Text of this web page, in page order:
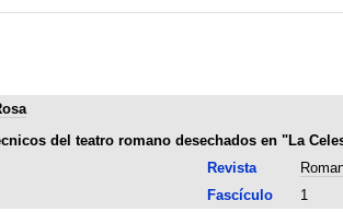
del teatro romano desechados en "La
Revista
Fascículo 1